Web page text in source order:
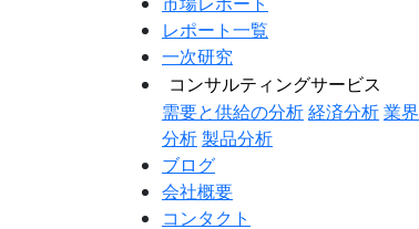
レポート一覧
一次研究
コンサルティングサービス
需要と供給の分析経済分析業界
分析製品分析
ブログ
会社概要
コンタクト